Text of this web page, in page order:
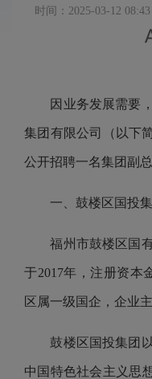
时间：2025-03-12 08:43
因业务发展需要
集团有限公司（以下
公开招聘一名集团副
一、鼓楼区国投
福州市鼓楼区国
于2017年，注册资本
区属一级国企，企业
鼓楼区国投集团
中国特色社会主义思